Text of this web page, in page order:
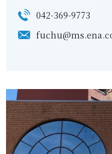
042-369-9773